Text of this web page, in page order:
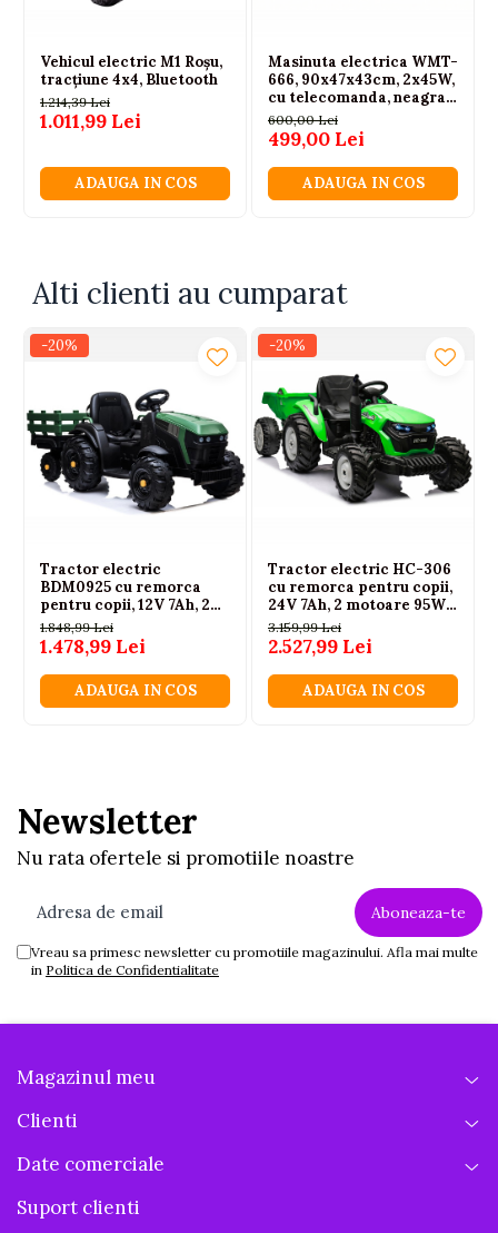
Vehicul electric M1 Roșu,
tracțiune 4x4, Bluetooth
1.214,39 Lei
1.011,99 Lei
ADAUGA IN COS
Masinuta electrica WMT-
666, 90x47x43cm, 2x45W,
cu telecomanda, neagra,
3 ani+
600,00 Lei
499,00 Lei
ADAUGA IN COS
Alti clienti au cumparat
-20%
Tractor electric
BDM0925 cu remorca
pentru copii, 12V 7Ah, 2
motoare 45W, roti EVA,
scaun piele, Verde
Militar, 3-6 ani
1.848,99 Lei
1.478,99 Lei
ADAUGA IN COS
-20%
Tractor electric HC-306
cu remorca pentru copii,
24V 7Ah, 2 motoare 95W,
telecomanda 2.4G, roti
EVA, ALB, 3-6 ani
3.159,99 Lei
2.527,99 Lei
ADAUGA IN COS
Newsletter
Nu rata ofertele si promotiile noastre
Vreau sa primesc newsletter cu promotiile magazinului. Afla mai multe
in Politica de Confidentialitate
Magazinul meu
Clienti
Date comerciale
Suport clienti